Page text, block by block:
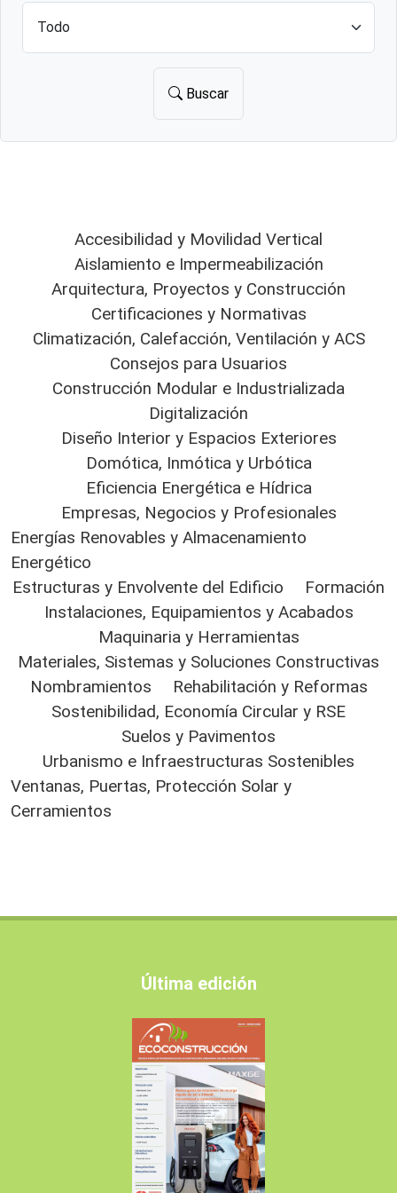
Buscar
Accesibilidad y Movilidad Vertical
Aislamiento e Impermeabilización
Arquitectura, Proyectos y Construcción
Certificaciones y Normativas
Climatización, Calefacción, Ventilación y ACS
Consejos para Usuarios
Construcción Modular e Industrializada
Digitalización
Diseño Interior y Espacios Exteriores
Domótica, Inmótica y Urbótica
Eficiencia Energética e Hídrica
Empresas, Negocios y Profesionales
Energías Renovables y Almacenamiento
Energético
Estructuras y Envolvente del Edificio
Formación
Instalaciones, Equipamientos y Acabados
Maquinaria y Herramientas
Materiales, Sistemas y Soluciones Constructivas
Nombramientos
Rehabilitación y Reformas
Sostenibilidad, Economía Circular y RSE
Suelos y Pavimentos
Urbanismo e Infraestructuras Sostenibles
Ventanas, Puertas, Protección Solar y
Cerramientos
Última edición